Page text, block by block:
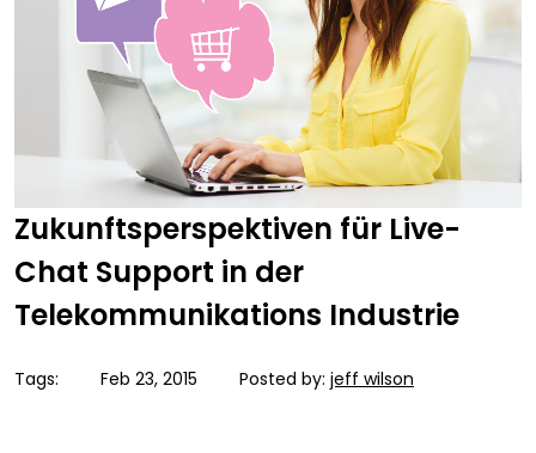
Zukunftsperspektiven für Live-
Chat Support in der
Telekommunikations Industrie
Tags: Feb 23, 2015 Posted by: jeff wilson